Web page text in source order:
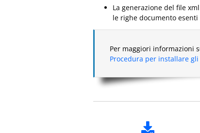
La generazione del file
le righe documento
Per maggiori informazioni
Procedura per installare